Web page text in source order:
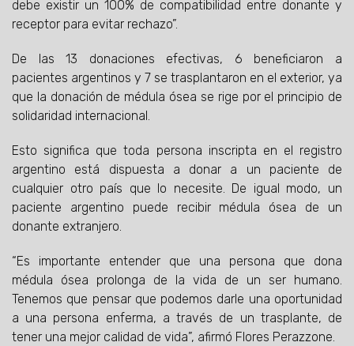
debe existir un 100% de compatibilidad entre donante y
receptor para evitar rechazo”.
De las 13 donaciones efectivas, 6 beneficiaron a
pacientes argentinos y 7 se trasplantaron en el exterior, ya
que la donación de médula ósea se rige por el principio de
solidaridad internacional.
Esto significa que toda persona inscripta en el registro
argentino está dispuesta a donar a un paciente de
cualquier otro país que lo necesite. De igual modo, un
paciente argentino puede recibir médula ósea de un
donante extranjero.
“Es importante entender que una persona que dona
médula ósea prolonga de la vida de un ser humano.
Tenemos que pensar que podemos darle una oportunidad
a una persona enferma, a través de un trasplante, de
tener una mejor calidad de vida”, afirmó Flores Perazzone.